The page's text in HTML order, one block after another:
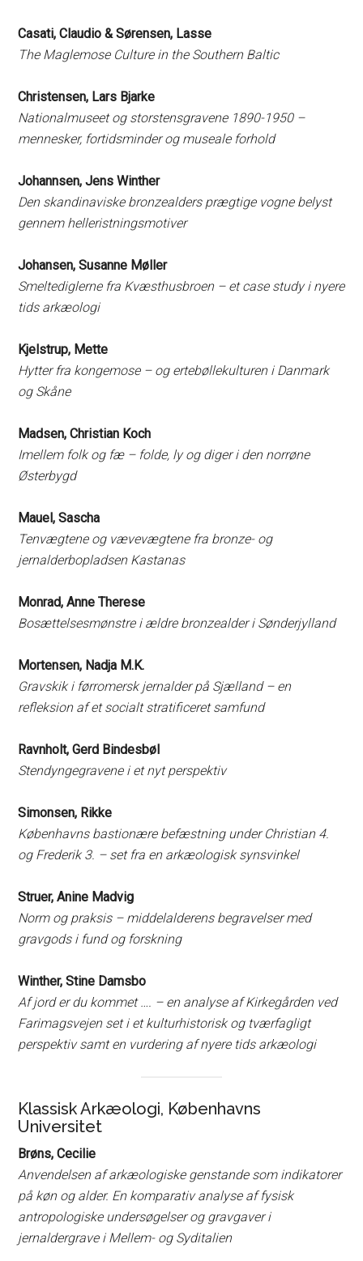
Casati, Claudio & Sørensen, Lasse
The Maglemose Culture in the Southern Baltic
Christensen, Lars Bjarke
Nationalmuseet og storstensgravene 1890-1950 –
mennesker, fortidsminder og museale forhold
Johannsen, Jens Winther
Den skandinaviske bronzealders prægtige vogne belyst
gennem helleristningsmotiver
Johansen, Susanne Møller
Smeltediglerne fra Kvæsthusbroen – et case study i nyere
tids arkæologi
Kjelstrup, Mette
Hytter fra kongemose – og ertebøllekulturen i Danmark
og Skåne
Madsen, Christian Koch
Imellem folk og fæ – folde, ly og diger i den norrøne
Østerbygd
Mauel, Sascha
Tenvægtene og vævevægtene fra bronze- og
jernalderbopladsen Kastanas
Monrad, Anne Therese
Bosættelsesmønstre i ældre bronzealder i Sønderjylland
Mortensen, Nadja M.K.
Gravskik i førromersk jernalder på Sjælland – en
refleksion af et socialt stratificeret samfund
Ravnholt, Gerd Bindesbøl
Stendyngegravene i et nyt perspektiv
Simonsen, Rikke
Københavns bastionære befæstning under Christian 4.
og Frederik 3. – set fra en arkæologisk synsvinkel
Struer, Anine Madvig
Norm og praksis – middelalderens begravelser med
gravgods i fund og forskning
Winther, Stine Damsbo
Af jord er du kommet …. – en analyse af Kirkegården ved
Farimagsvejen set i et kulturhistorisk og tværfagligt
perspektiv samt en vurdering af nyere tids arkæologi
Klassisk Arkæologi, Københavns
Universitet
Brøns, Cecilie
Anvendelsen af arkæologiske genstande som indikatorer
på køn og alder. En komparativ analyse af fysisk
antropologiske undersøgelser og gravgaver i
jernaldergrave i Mellem- og Syditalien